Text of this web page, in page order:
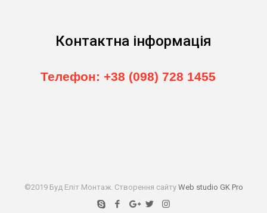
Контактна інформація
Телефон: +38 (098) 728 1455
©2019 Буд Еліт Монтаж. Створення сайту Web studio GK Pro